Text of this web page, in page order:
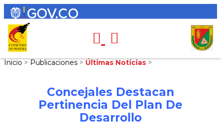
Inicio > Publicaciones > Últimas Noticias >
Concejales Destacan
Pertinencia Del Plan De
Desarrollo